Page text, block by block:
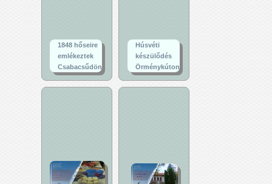
1848 hőseire
emlékeztek
Csabacsűdön
Húsvéti
készülődés
Örménykúton